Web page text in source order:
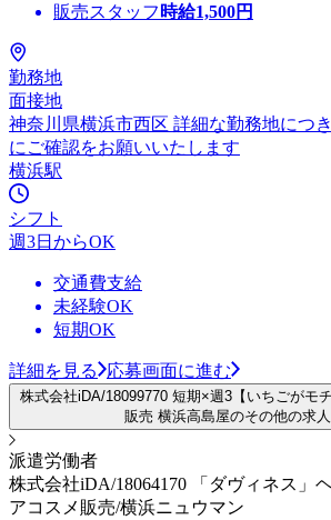
販売スタッフ 時給1,500円
勤務地
面接地
神奈川県横浜市西区 詳細な勤務地につ
にご確認をお願いいたします
横浜駅
シフト
週3日からOK
交通費支給
未経験OK
短期OK
詳細を見る 応募画面に進む
株式会社iDA/18099770 短期×週3【いちごがモ
販売 横浜高島屋のその他の求
派遣労働者
株式会社iDA/18064170 「ダヴィネス」
アコスメ販売/横浜ニュウマン